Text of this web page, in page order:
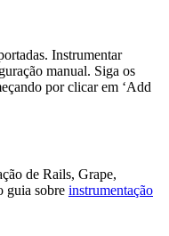
Instrumentar
manual. Siga os
por clicar em ‘Add
de Rails, Grape,
guia sobre instrumentação